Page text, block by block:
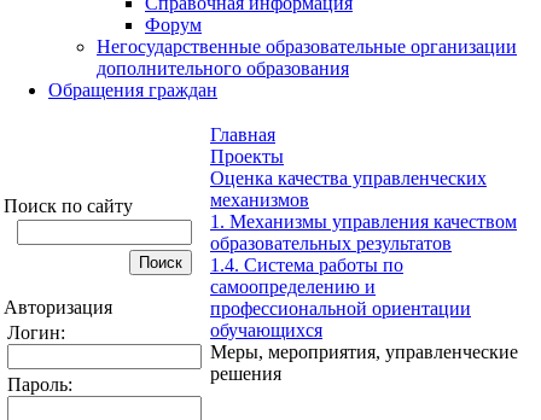
Форум
Негосударственные образовательные организации
дополнительного образования
Обращения граждан
Поиск по сайту
Авторизация
Логин:
Пароль:
Главная
Проекты
Оценка качества управленческих
механизмов
1. Механизмы управления качеством
образовательных результатов
1.4. Система работы по
самоопределению и
профессиональной ориентации
обучающихся
Меры, мероприятия, управленческие
решения